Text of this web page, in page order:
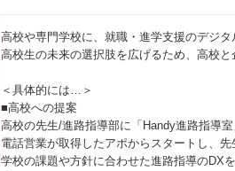
高校や専門学校に、就職・進学支援のデジ
高校生の未来の選択肢を広げるため、高校
＜具体的には…＞
■高校への提案
高校の先生/進路指導部に「Handy進路指導
電話営業が取得したアポからスタートし、
学校の課題や方針に合わせた進路指導のDX